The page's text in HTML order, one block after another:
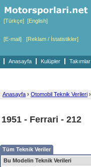
[Türkçe] [English]
[E-mail] [Reklam / İstatistikler]
Anasayfa Kulüpler Takımlar
Anasayfa › Otomobil Teknik Verileri ›
1951 - Ferrari - 212
Tüm Teknik Veriler
Bu Modelin Teknik Verileri